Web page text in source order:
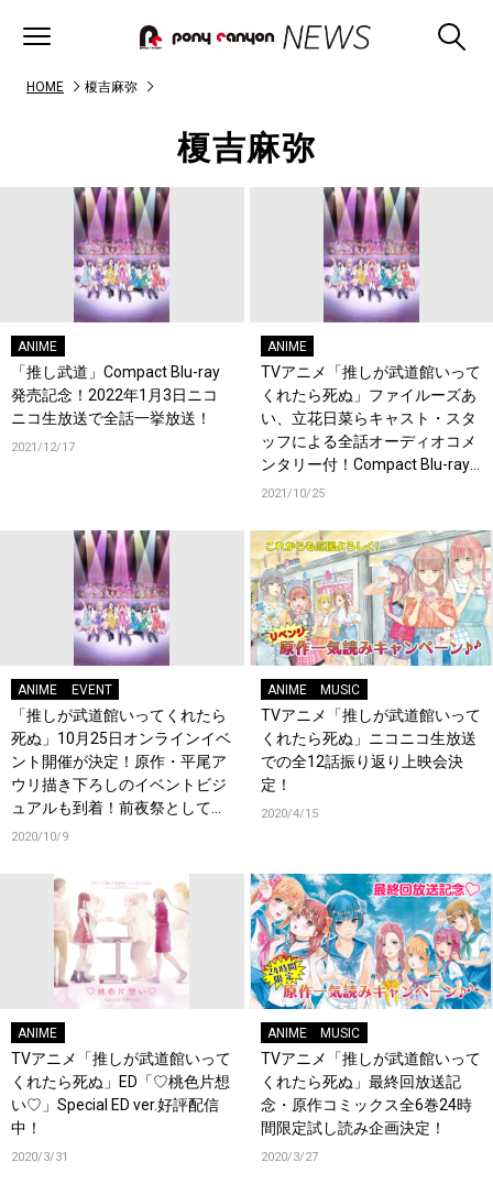
HOME 榎吉麻弥
榎吉麻弥
ANIME
「推し武道」Compact Blu-ray
発売記念！2022年1月3日ニコ
ニコ生放送で全話一挙放送！
2021/12/17
ANIME
TVアニメ「推しが武道館いって
くれたら死ぬ」ファイルーズあ
い、立花日菜らキャスト・スタ
ッフによる全話オーディオコメ
ンタリー付！Compact Blu-ray
発売決定！
2021/10/25
ANIME EVENT
「推しが武道館いってくれたら
死ぬ」10月25日オンラインイベ
ント開催が決定！原作・平尾ア
ウリ描き下ろしのイベントビジ
ュアルも到着！前夜祭として全
話振り返り一挙放送も決定！
2020/10/9
ANIME MUSIC
TVアニメ「推しが武道館いって
くれたら死ぬ」ニコニコ生放送
での全12話振り返り上映会決
定！
2020/4/15
ANIME
TVアニメ「推しが武道館いって
くれたら死ぬ」ED「♡桃色片想
い♡」Special ED ver.好評配信
中！
2020/3/31
ANIME MUSIC
TVアニメ「推しが武道館いって
くれたら死ぬ」最終回放送記
念・原作コミックス全6巻24時
間限定試し読み企画決定！
2020/3/27